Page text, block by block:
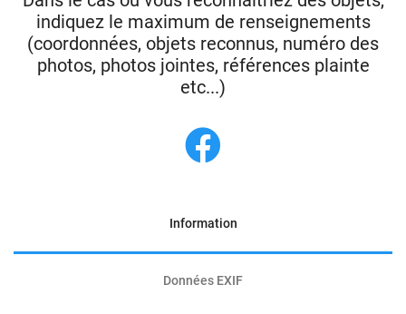
indiquez le maximum de renseignements
(coordonnées, objets reconnus, numéro des
photos, photos jointes, références plainte
etc...)
Information
Données EXIF